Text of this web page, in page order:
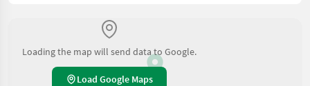
Loading the map will send data to Google.
Load Google Maps